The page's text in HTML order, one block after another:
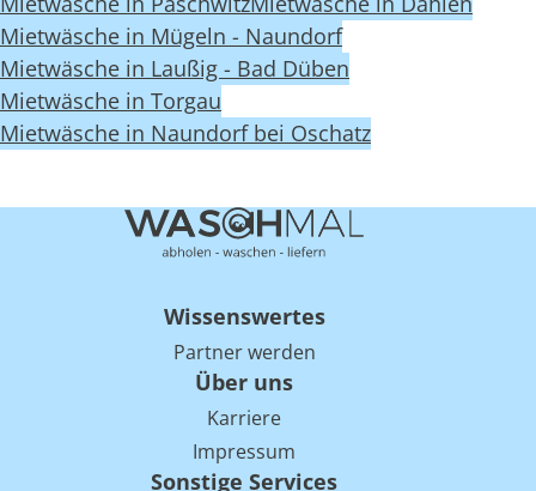
Mietwäsche in Mügeln - Naundorf
Mietwäsche in Laußig - Bad Düben
Mietwäsche in Torgau
Mietwäsche in Naundorf bei Oschatz
Wissenswertes
Partner werden
Über uns
Karriere
Impressum
Sonstige Services